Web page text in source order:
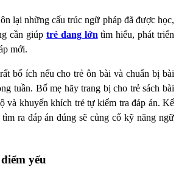
lại những cấu trúc ngữ pháp đã được học,
cần giúp trẻ đang lớntìm hiểu, phát triển
mới.
bổ ích nếu cho trẻ ôn bài và chuẩn bị bài
tuần. Bố mẹ hãy trang bị cho trẻ sách bài
và khuyến khích trẻ tự kiểm tra đáp án. Kể
ra đáp án đúng sẽ củng cố kỹ năng ngữ
yếu